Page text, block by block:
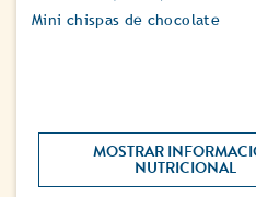
Mini chispas de chocolate
MOSTRAR
NUTRICIONAL